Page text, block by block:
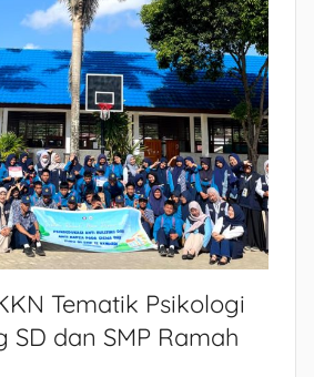
Tematik Psikologi
SD dan SMP Ramah